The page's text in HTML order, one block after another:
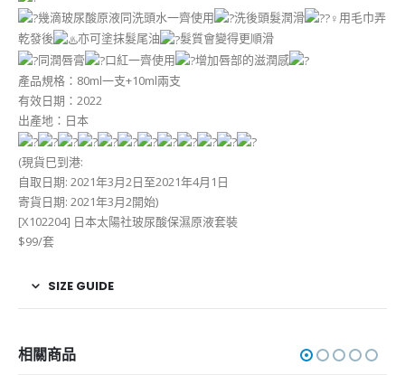
幾滴玻尿酸原液同洗頭水一齊使用 洗後頭髮潤滑
用毛巾弄
乾發後
亦可塗抹髮尾油
髮質會變得更順滑
同潤唇膏
口紅一齊使用
增加唇部的滋潤感
產品規格：80ml一支+10ml兩支
有效日期：2022
出產地：日本
(現貨巳到港:
自取日期: 2021年3月2日至2021年4月1日
寄貨日期: 2021年3月2開始)
[X102204] 日本太陽社玻尿酸保濕原液套裝
$99/套
SIZE GUIDE
相關商品